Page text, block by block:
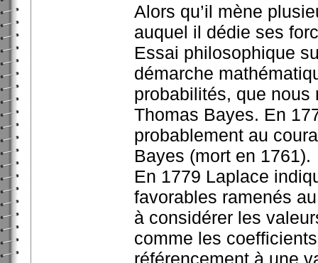
Alors qu’il mène
auquel il dédie ses
Essai philosophique
démarche
probabilités, que nous
Thomas Bayes. En
probablement au
Bayes (mort en 1761).
En 1779 Laplace
favorables ramenés
à considérer les
comme les
référencement à une